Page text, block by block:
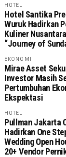
HOTEL
Hotel Santika
Wuruk Hadirkan
Kuliner
“Journey of
EKONOMI
Mirae Asset
Investor Masih
Pertumbuhan
Ekspektasi
HOTEL
Pullman Jakarta
Hadirkan One
Wedding Open
20+ Vendor